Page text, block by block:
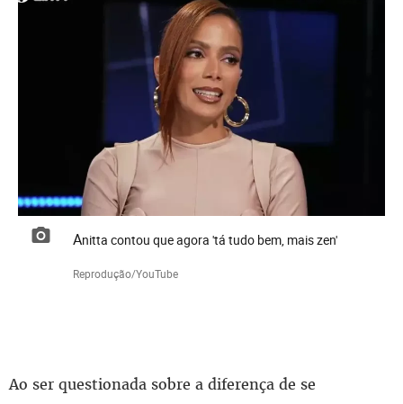
Anitta contou que agora 'tá tudo bem, mais zen'
Reprodução/YouTube
Ao ser questionada sobre a diferença de se